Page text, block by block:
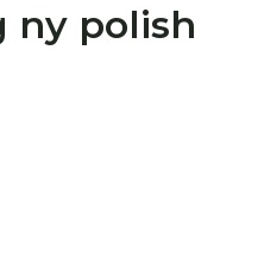
ny polish